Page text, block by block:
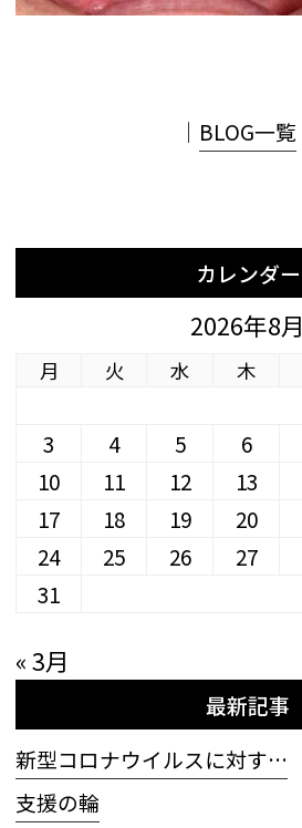
│ BLOG一覧
カレンダー
2026年8月
月 火 水 木
3
4 5 6
10
11 12 13
17
18 19 20
24
25 26 27
31
« 3月
最新記事
新型コロナウイルスに対す…
支援の輪